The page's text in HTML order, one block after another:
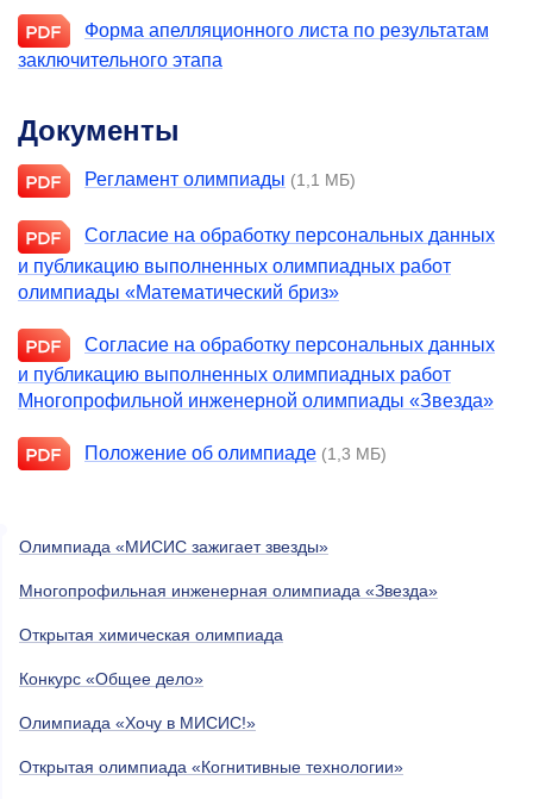
Форма апелляционного листа по результатам
заключительного этапа
Документы
Регламент олимпиады (1,1 МБ)
Согласие на обработку персональных данных
и публикацию выполненных олимпиадных работ
олимпиады «Математический бриз»
Согласие на обработку персональных данных
и публикацию выполненных олимпиадных работ
Многопрофильной инженерной олимпиады «Звезда»
Положение об олимпиаде (1,3 МБ)
Олимпиада «МИСИС зажигает звезды»
Многопрофильная инженерная олимпиада «Звезда»
Открытая химическая олимпиада
Конкурс «Общее дело»
Олимпиада «Хочу в МИСИС!»
Открытая олимпиада «Когнитивные технологии»